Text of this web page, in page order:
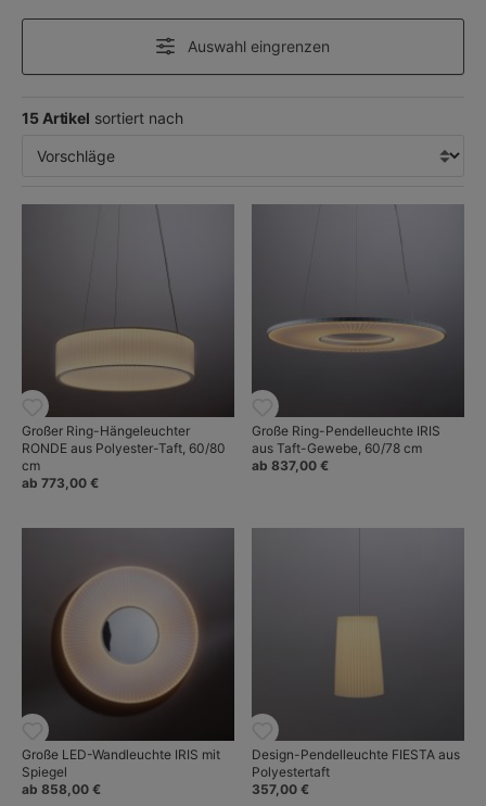
minimalistische Kunstwerke für den Wohnbereich darstellen.
Das Markenzeichen von 10 heures 10 (auch bekannt unter der
Schreibweise Dix Heures Dix) sind klare, runde Formen unter
Materialien wie Polyestertaft. Das Sortiment umfasst eine
Auswahl exklusiver Tisch-, Pendel- und Stehleuchten, die sich
durch ihre klare Form und – trotz ihrer zum Teil
Unter dem Dach des Pariser Unternehmens
DCW éditions
bekannt durch zahlreiche Re-Editionen ikonischer
Leuchtenklassiker, hat die Marke inzwischen einen idealen
Partner gefunden, der für die Fortführung dieser qualitativ und
ästhetisch hochwertigen Leuchtenlinie prädestiniert ist.
Auswahl eingrenzen
15 Artikel sortiert nach
Großer Ring-Hängeleuchter
RONDE aus Polyester-Taft, 60/80
cm
ab 773,00 €
Große Ring-Pendelleuchte IRIS
aus Taft-Gewebe, 60/78 cm
ab 837,00 €
Große LED-Wandleuchte IRIS mit
Spiegel
ab 858,00 €
Design-Pendelleuchte FIESTA aus
Polyestertaft
357,00 €